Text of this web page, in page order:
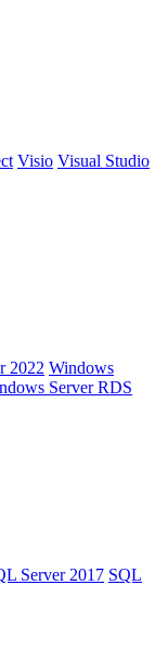
Visio Visual Studio
2022 Windows
Server RDS
Server 2017 SQL